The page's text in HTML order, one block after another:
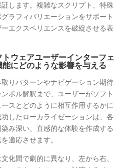
します。複雑なスクリプト、特殊
ラフィバリエーションをサポート
エクスペリエンスを破綻させる表
ウェアユーザーインターフェ
にどのような影響を与える
りパターンやナビゲーション期待
ボル解釈まで、ユーザーがソフト
スとどのように相互作用するかに
したローカライゼーションは、各
み深い、直感的な体験を作成する
適応させます。
化間で劇的に異なり、左から右、